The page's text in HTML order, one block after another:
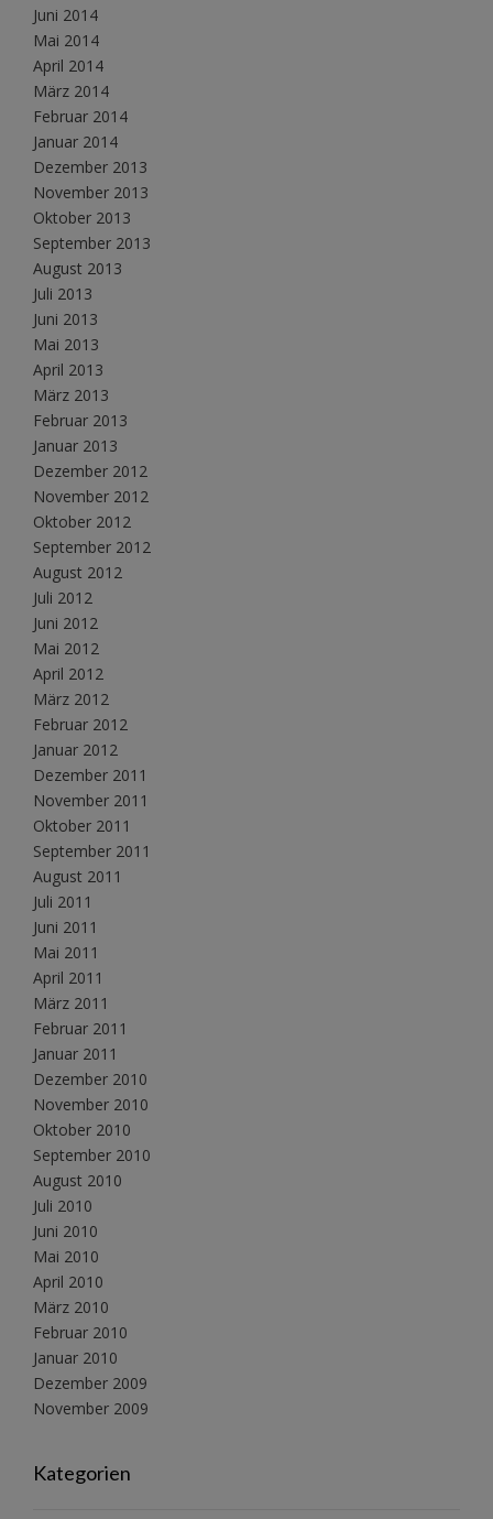
Juni 2014
Mai 2014
April 2014
März 2014
Februar 2014
Januar 2014
Dezember 2013
November 2013
Oktober 2013
September 2013
August 2013
Juli 2013
Juni 2013
Mai 2013
April 2013
März 2013
Februar 2013
Januar 2013
Dezember 2012
November 2012
Oktober 2012
September 2012
August 2012
Juli 2012
Juni 2012
Mai 2012
April 2012
März 2012
Februar 2012
Januar 2012
Dezember 2011
November 2011
Oktober 2011
September 2011
August 2011
Juli 2011
Juni 2011
Mai 2011
April 2011
März 2011
Februar 2011
Januar 2011
Dezember 2010
November 2010
Oktober 2010
September 2010
August 2010
Juli 2010
Juni 2010
Mai 2010
April 2010
März 2010
Februar 2010
Januar 2010
Dezember 2009
November 2009
Kategorien